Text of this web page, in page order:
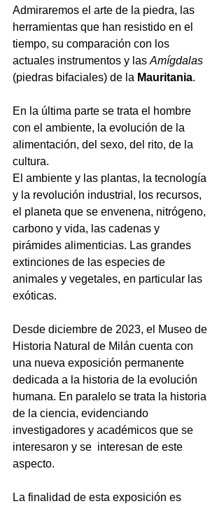
Admiraremos el arte de la piedra, las
herramientas que han resistido en el
tiempo, su comparación con los
actuales instrumentos y las Amígdalas
(piedras bifaciales) de la Mauritania.
En la última parte se trata el hombre
con el ambiente, la evolución de la
alimentación, del sexo, del rito, de la
cultura.
El ambiente y las plantas, la tecnología
y la revolución industrial, los recursos,
el planeta que se envenena, nitrógeno,
carbono y vida, las cadenas y
pirámides alimenticias. Las grandes
extinciones de las especies de
animales y vegetales, en particular las
exóticas.
Desde diciembre de 2023, el Museo de
Historia Natural de Milán cuenta con
una nueva exposición permanente
dedicada a la historia de la evolución
humana. En paralelo se trata la historia
de la ciencia, evidenciando
investigadores y académicos que se
interesaron y se  interesan de este
aspecto.
La finalidad de esta exposición es